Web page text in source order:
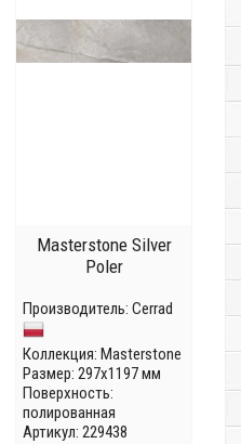
Masterstone Silver
Poler
Производитель: Cerrad
Коллекция: Masterstone
Размер: 297x1197 мм
Поверхность:
полированная
Артикул: 229438